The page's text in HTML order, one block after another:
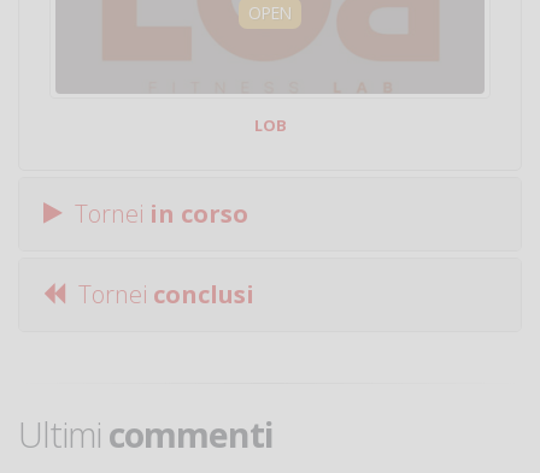
OPEN
LOB
Tornei in corso
Tornei conclusi
Ultimi commenti